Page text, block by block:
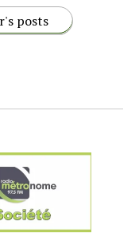
posts